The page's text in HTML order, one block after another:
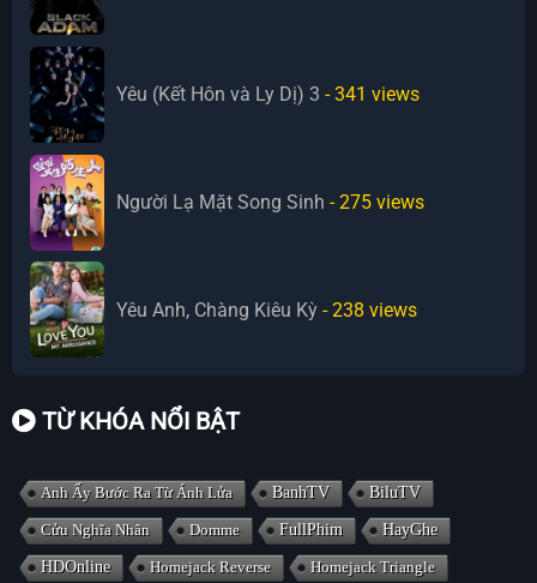
Yêu (Kết Hôn và Ly Dị) 3 - 341 views
Người Lạ Mặt Song Sinh - 275 views
Yêu Anh, Chàng Kiêu Kỳ - 238 views
TỪ KHÓA NỔI BẬT
Anh Ấy Bước Ra Từ Ánh Lửa BanhTV BiluTV
Cửu Nghĩa Nhân Domme FullPhim HayGhe
HDOnline Homejack Reverse Homejack Triangle